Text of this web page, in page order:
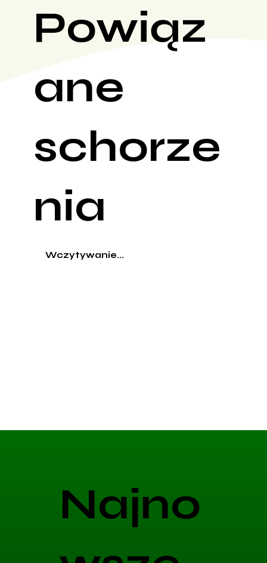
Powiąz
ane
schorze
nia
Wczytywanie...
Najno